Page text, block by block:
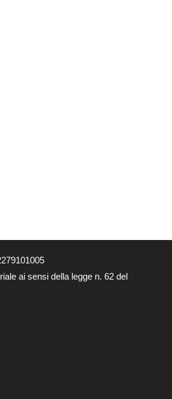
ai sensi della legge n. 62 del